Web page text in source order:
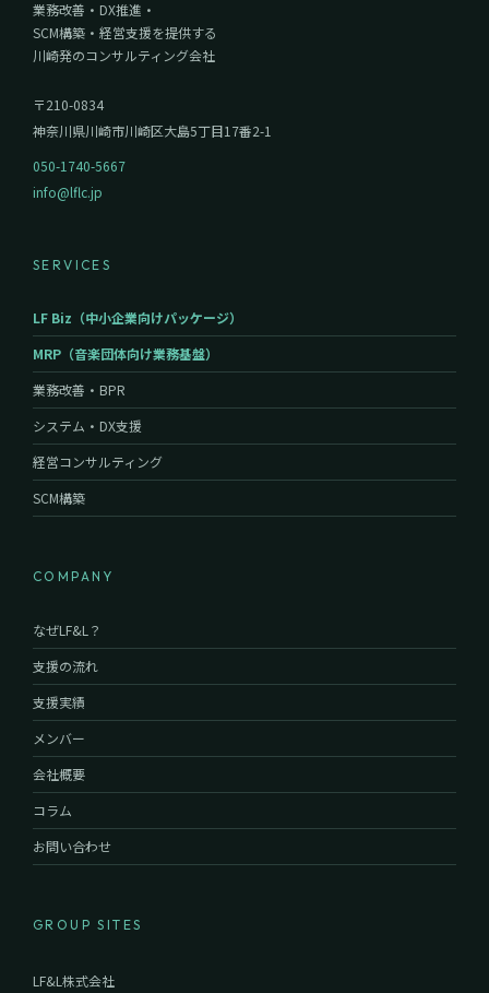
業務改善・DX推進・
SCM構築・経営支援を提供する
川崎発のコンサルティング会社
〒210-0834
神奈川県川崎市川崎区大島5丁目17番2-1
050-1740-5667
info@lflc.jp
SERVICES
LF Biz（中小企業向けパッケージ）
MRP（音楽団体向け業務基盤）
業務改善・BPR
システム・DX支援
経営コンサルティング
SCM構築
COMPANY
なぜLF&L？
支援の流れ
支援実績
メンバー
会社概要
コラム
お問い合わせ
GROUP SITES
LF&L株式会社